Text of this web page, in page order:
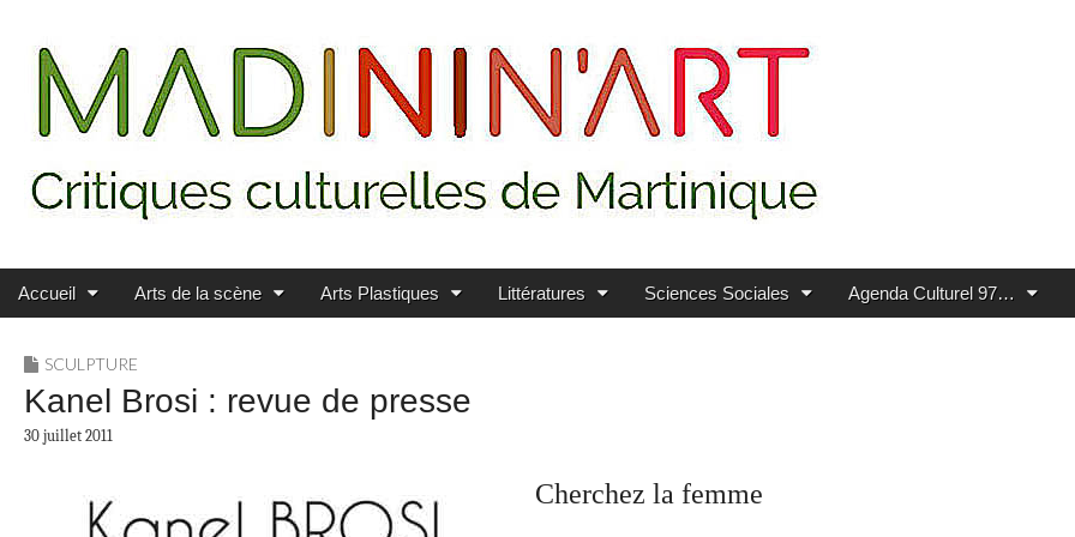
MADININ'ART
Main menu
Skip to content
Accueil Arts de la scène Arts Plastiques Littératures Sciences Sociales Agenda Culturel 97…
SCULPTURE
Kanel Brosi : revue de presse
30 juillet 2011
Cherchez la femme